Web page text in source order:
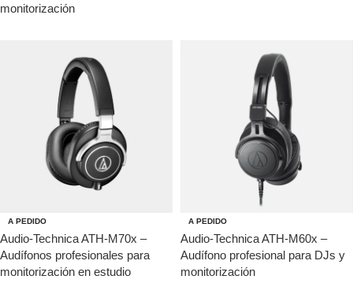
monitorización
A PEDIDO
Audio-Technica ATH-M70x –
Audífonos profesionales para
monitorización en estudio
A PEDIDO
Audio-Technica ATH-M60x –
Audífono profesional para DJs y
monitorización